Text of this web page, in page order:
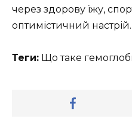
через здорову їжу,
оптимістичний настрій.
Теги: Що таке